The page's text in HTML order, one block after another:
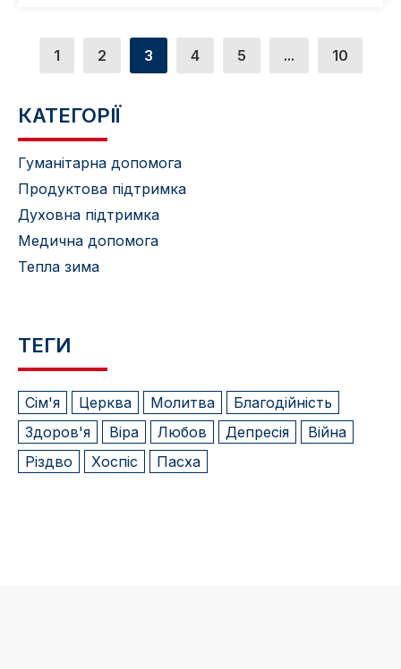
1 2 3 4 5 ... 10
КАТЕГОРІЇ
Гуманітарна допомога
Продуктова підтримка
Духовна підтримка
Медична допомога
Тепла зима
ТЕГИ
Сім'я Церква Молитва
Благодійність
Здоров'я
Віра Любов Депресія
Війна
Різдво
Хоспіс Пасха